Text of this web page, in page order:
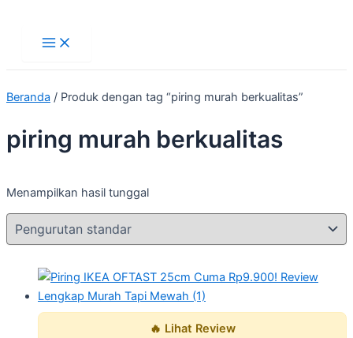
konten
Beranda / Produk dengan tag “piring murah berkualitas”
piring murah berkualitas
Menampilkan hasil tunggal
🔥 Lihat Review